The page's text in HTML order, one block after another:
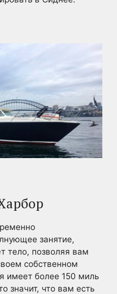
занятие,
тело, позволяя вам
собственном
имеет более 150 миль
значит, что вам есть